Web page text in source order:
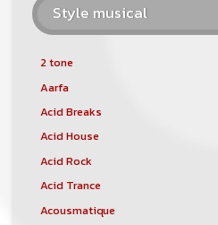
Style musical
2 tone
Aarfa
Acid Breaks
Acid House
Acid Rock
Acid Trance
Acousmatique